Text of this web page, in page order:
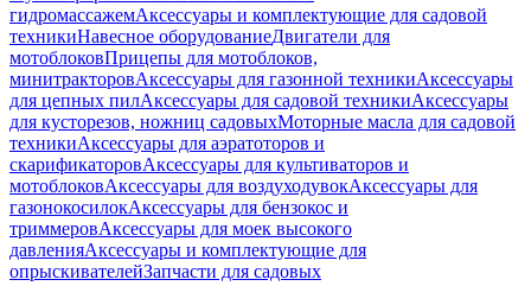
гидромассажемАксессуары и комплектующие для садовой
техникиНавесное оборудованиеДвигатели для
мотоблоковПрицепы для мотоблоков,
минитракторовАксессуары для газонной техникиАксессуары
для цепных пилАксессуары для садовой техникиАксессуары
для кусторезов, ножниц садовыхМоторные масла для садовой
техникиАксессуары для аэратоторов и
скарификаторовАксессуары для культиваторов и
мотоблоковАксессуары для воздуходувокАксессуары для
газонокосилокАксессуары для бензокос и
триммеровАксессуары для моек высокого
давленияАксессуары и комплектующие для
опрыскивателейЗапчасти для садовых